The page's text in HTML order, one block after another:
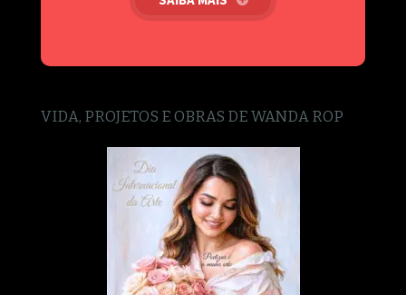
VIDA, PROJETOS E OBRAS DE WANDA ROP